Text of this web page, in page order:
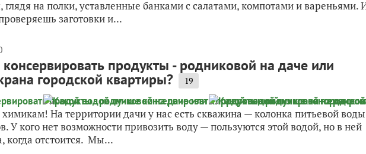
глядя на полки, уставленные банками с салатами, компотами и вареньями.
заготовки и...
продукты - родниковой на даче или
городской квартиры? 19
На территории дачи у нас есть скважина — колонка питьевой
У кого нет возможности привозить воду — пользуются этой водой, но в ней
когда отстоится. Мы...